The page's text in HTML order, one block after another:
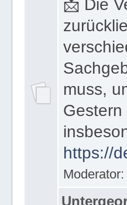
📩 Die
muss,
https://